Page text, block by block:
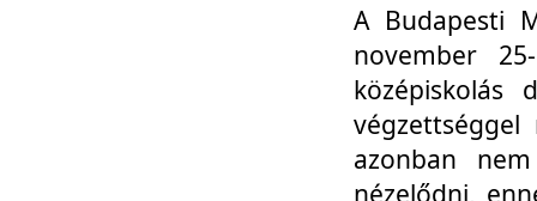
A Budapesti
november
középiskolás
azonban
nézelődni,